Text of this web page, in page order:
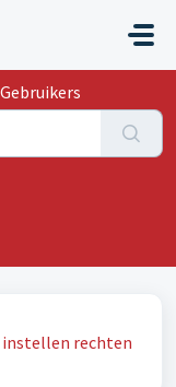
Gebruikers
instellen rechten